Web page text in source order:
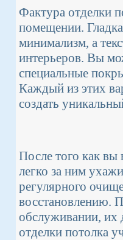
Фактура отделки
помещении.
минимализм, а
интерьеров. Вы
специальные
Каждый из этих
создать
После того как вы
легко за ним
регулярного
восстановлению.
обслуживании, их
отделки потолка